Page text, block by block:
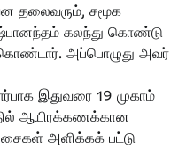
தலைவரும், சமூக
கலந்து கொண்டு
அப்பொழுது அவர்
இதுவரை 19 முகாம்
ஆயிரக்கணக்கான
அளிக்கக் பட்டு